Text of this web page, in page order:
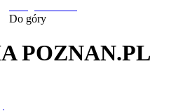
Do góry
POZNAN.PL